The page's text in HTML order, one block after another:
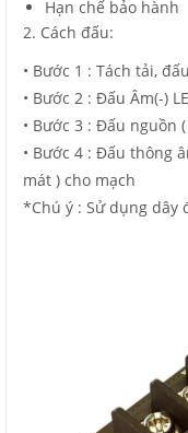
Hạn chế bảo hành
2. Cách đấu:
• Bước 1 : Tách tải,
• Bước 2 : Đấu Âm(-)
• Bước 3 : Đấu nguồn
• Bước 4 : Đấu thông
mát ) cho mạch
*Chú ý : Sử dụng dây